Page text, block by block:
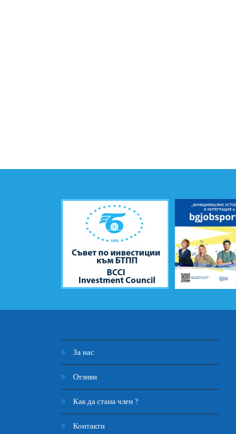
За нас
Отзиви
Как да стана член ?
Контакти